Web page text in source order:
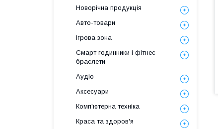
Новорічна продукція
Авто-товари
Ігрова зона
Смарт годинники і фітнес
браслети
Аудіо
Аксесуари
Комп'ютерна техніка
Краса та здоров'я